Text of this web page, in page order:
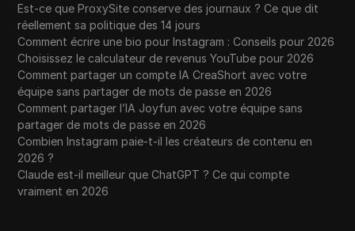
Est-ce que ProxySite conserve des journaux ? Ce que dit
réellement sa politique des 14 jours
Comment écrire une bio pour Instagram : Conseils pour 2026
Choisissez le calculateur de revenus YouTube pour 2026
Comment partager un compte IA CreaShort avec votre
équipe sans partager de mots de passe en 2026
Comment partager l’IA Joyfun avec votre équipe sans
partager de mots de passe en 2026
Combien Instagram paie-t-il les créateurs de contenu en
2026 ?
Claude est-il meilleur que ChatGPT ? Ce qui compte
vraiment en 2026